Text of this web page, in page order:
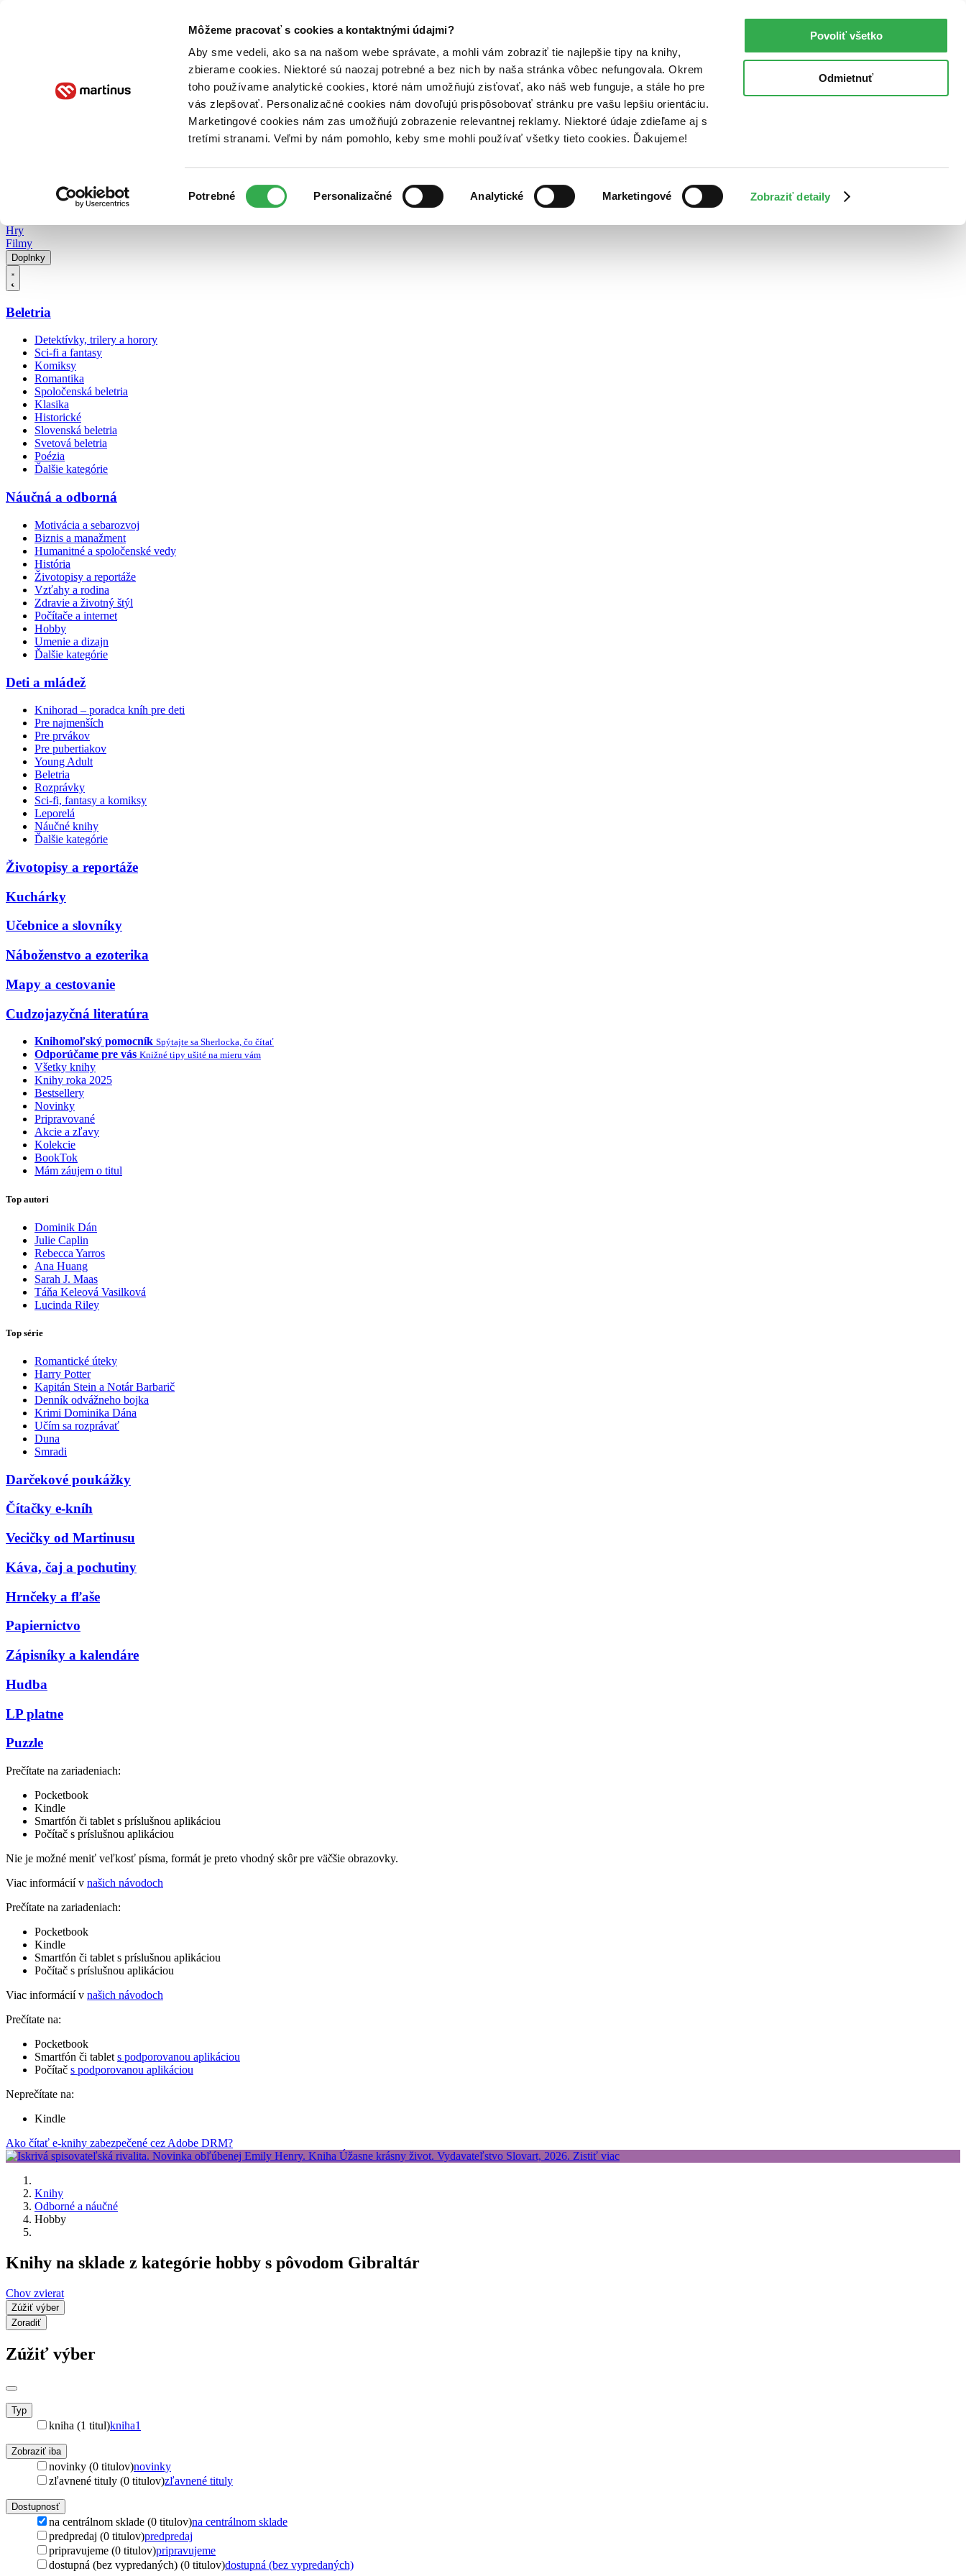
Môžeme pracovať s cookies a kontaktnými údajmi?
Aby sme vedeli, ako sa na našom webe správate, a mohli vám zobraziť tie najlepšie tipy na knihy,
zbierame cookies. Niektoré sú naozaj potrebné a bez nich by naša stránka vôbec nefungovala. Okrem
toho používame analytické cookies, ktoré nám umožňujú zisťovať, ako náš web funguje, a stále ho pre
vás zlepšovať. Personalizačné cookies nám dovoľujú prispôsobovať stránku pre vašu lepšiu orientáciu.
Marketingové cookies nám zas umožňujú zobrazenie relevantnej reklamy. Niektoré údaje zdieľame aj s
tretími stranami. Veľmi by nám pomohlo, keby sme mohli používať všetky tieto cookies. Ďakujeme!
súhlasu
Potrebné Personalizačné Analytické Marketingové Zobraziť detaily
Povoliť všetko
Odmietnuť
Poukážky Kontakt
Hry
Filmy
Doplnky
Beletria
Detektívky, trilery a horory
Sci-fi a fantasy
Komiksy
Romantika
Spoločenská beletria
Klasika
Historické
Slovenská beletria
Svetová beletria
Poézia
Ďalšie kategórie
Náučná a odborná
Motivácia a sebarozvoj
Biznis a manažment
Humanitné a spoločenské vedy
História
Životopisy a reportáže
Vzťahy a rodina
Zdravie a životný štýl
Počítače a internet
Hobby
Umenie a dizajn
Ďalšie kategórie
Deti a mládež
Knihorad – poradca kníh pre deti
Pre najmenších
Pre prvákov
Pre pubertiakov
Young Adult
Beletria
Rozprávky
Sci-fi, fantasy a komiksy
Leporelá
Náučné knihy
Ďalšie kategórie
Životopisy a reportáže
Kuchárky
Učebnice a slovníky
Náboženstvo a ezoterika
Mapy a cestovanie
Cudzojazyčná literatúra
Knihomoľský pomocník Spýtajte sa Sherlocka, čo čítať
Odporúčame pre vás Knižné tipy ušité na mieru vám
Všetky knihy
Knihy roka 2025
Bestsellery
Novinky
Pripravované
Akcie a zľavy
Kolekcie
BookTok
Mám záujem o titul
Top autori
Dominik Dán
Julie Caplin
Rebecca Yarros
Ana Huang
Sarah J. Maas
Táňa Keleová Vasilková
Lucinda Riley
Top série
Romantické úteky
Harry Potter
Kapitán Stein a Notár Barbarič
Denník odvážneho bojka
Krimi Dominika Dána
Učím sa rozprávať
Duna
Smradi
Darčekové poukážky
Čítačky e-kníh
Vecičky od Martinusu
Káva, čaj a pochutiny
Hrnčeky a fľaše
Papiernictvo
Zápisníky a kalendáre
Hudba
LP platne
Puzzle
Prečítate na zariadeniach:
Pocketbook
Kindle
Smartfón či tablet s príslušnou aplikáciou
Počítač s príslušnou aplikáciou
Nie je možné meniť veľkosť písma, formát je preto vhodný skôr pre väčšie obrazovky.
Viac informácií v našich návodoch
Prečítate na zariadeniach:
Pocketbook
Kindle
Smartfón či tablet s príslušnou aplikáciou
Počítač s príslušnou aplikáciou
Viac informácií v našich návodoch
Prečítate na:
Pocketbook
Smartfón či tablet s podporovanou aplikáciou
Počítač s podporovanou aplikáciou
Neprečítate na:
Kindle
Ako čítať e-knihy zabezpečené cez Adobe DRM?
Knihy
Odborné a náučné
Hobby
Knihy na sklade z kategórie hobby s pôvodom Gibraltár
Chov zvierat
Zúžiť výber
Zoradiť
Zúžiť výber
Typ
kniha (1 titul)kniha1
Zobraziť iba
novinky (0 titulov)novinky
zľavnené tituly (0 titulov)zľavnené tituly
Dostupnosť
na centrálnom sklade (0 titulov)na centrálnom sklade
predpredaj (0 titulov)predpredaj
pripravujeme (0 titulov)pripravujeme
dostupná (bez vypredaných) (0 titulov)dostupná (bez vypredaných)